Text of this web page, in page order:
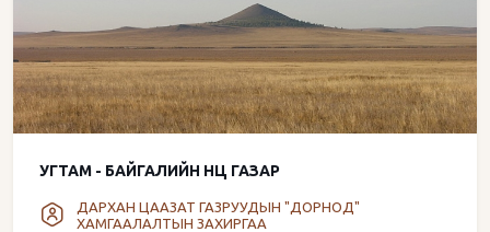
УГТАМ - БАЙГАЛИЙН НӨӨЦ ГАЗАР
ДАРХАН ЦААЗАТ ГАЗРУУДЫН "ДОРНОД"
ХАМГААЛАЛТЫН ЗАХИРГАА